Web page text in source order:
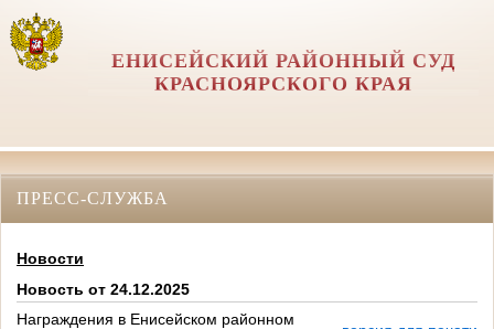
ЕНИСЕЙСКИЙ РАЙОННЫЙ СУД
КРАСНОЯРСКОГО КРАЯ
ПРЕСС-СЛУЖБА
Новости
Новость от 24.12.2025
Награждения в Енисейском районном